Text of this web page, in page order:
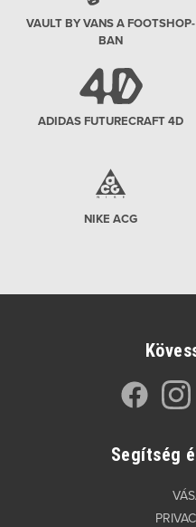
VAULT BY VANS A FOOTSHOP-
BAN
ADIDAS FUTURECRAFT 4D
NIKE ACG
Segítség